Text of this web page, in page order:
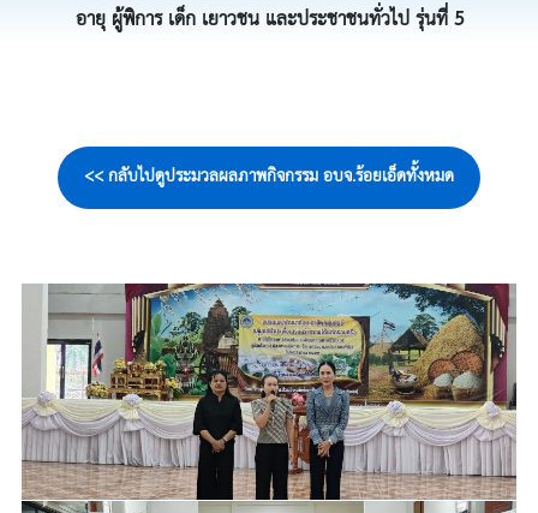
อายุ ผู้พิการ เด็ก เยาวชน และประชาชนทั่วไป รุ่นที่ 5
<< กลับไปดูประมวลผลภาพกิจกรรม อบจ.ร้อยเอ็ดทั้งหมด